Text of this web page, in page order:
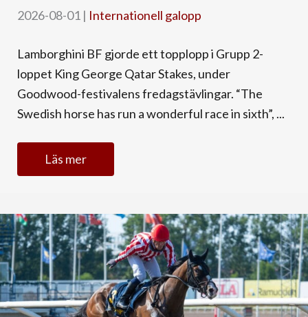
2026-08-01 | Internationell galopp
Lamborghini BF gjorde ett topplopp i Grupp 2-
loppet King George Qatar Stakes, under
Goodwood-festivalens fredagstävlingar. “The
Swedish horse has run a wonderful race in sixth”, ...
Läs mer